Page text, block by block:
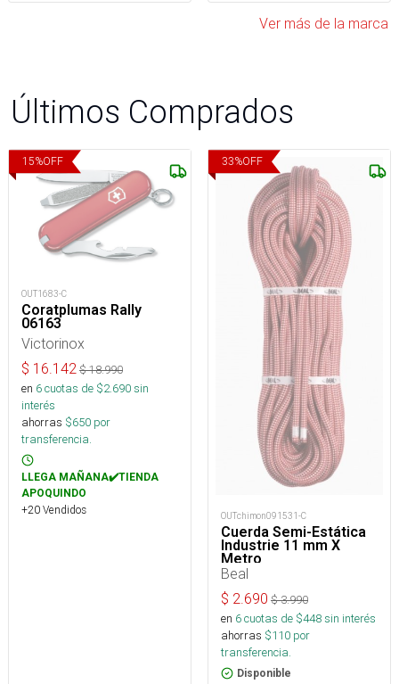
Ver más de la marca
Últimos Comprados
15%OFF
OUT1683-C
Coratplumas Rally
06163
Victorinox
$ 16.142 $18.990
en 6cuotas de $2.690sin
interés
ahorras $650 por
transferencia.
LLEGA MAÑANA✔️TIENDA
APOQUINDO
+20 Vendidos
33%OFF
OUTchimon091531-C
Cuerda Semi-Estática
Industrie 11 mm X
Metro
Beal
$ 2.690 $3.990
en 6cuotas de $448sin interés
ahorras $110 por
transferencia.
Disponible